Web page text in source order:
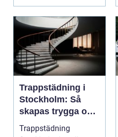
Trappstädning i
Stockholm: Så
skapas trygga och
trivsamma
trapphus
Trappstädning